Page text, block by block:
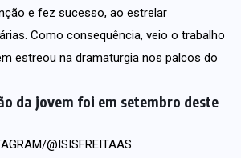
e fez sucesso, ao estrelar
Como consequência, veio o trabalho
estreou na dramaturgia nos palcos do
da jovem foi em setembro deste
@ISISFREITAAS